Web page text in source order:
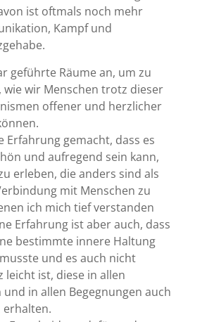
ist oftmals noch mehr
Kampf und
geführte Räume an, um zu
wie wir Menschen trotz dieser
offener und herzlicher
Erfahrung gemacht, dass es
und aufregend sein kann,
erleben, die anders sind als
mit Menschen zu
ich mich tief verstanden
Erfahrung ist aber auch, dass
bestimmte innere Haltung
und es auch nicht
leicht ist, diese in allen
in allen Begegnungen auch
erhalten.